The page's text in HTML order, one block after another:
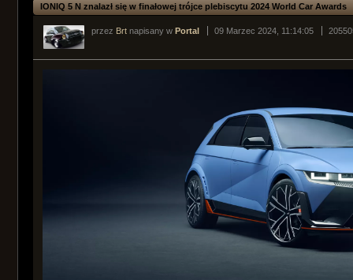
IONIQ 5 N znalazł się w finałowej trójce plebiscytu 2024 World Car Awards
przez Brt napisany w Portal 09 Marzec 2024, 11:14:05